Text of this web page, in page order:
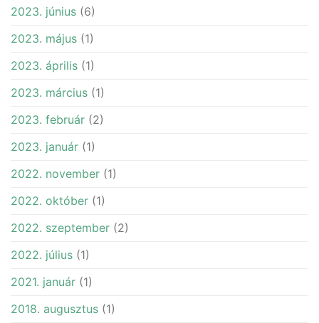
2023. június (6)
2023. május (1)
2023. április (1)
2023. március (1)
2023. február (2)
2023. január (1)
2022. november (1)
2022. október (1)
2022. szeptember (2)
2022. július (1)
2021. január (1)
2018. augusztus (1)